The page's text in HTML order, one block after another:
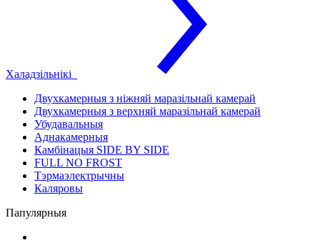
Халадзільнікі
Двухкамерныя з ніжняй маразільнай камерай
Двухкамерныя з верхняй маразільнай камерай
Убудавальныя
Аднакамерныя
Камбінацыя SIDE BY SIDE
FULL NO FROST
Тэрмаэлектрычны
Каляровы
Папулярныя